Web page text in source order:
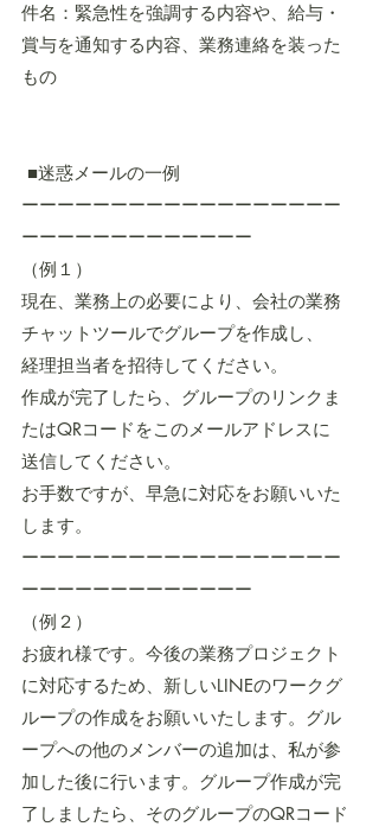
件名：緊急性を強調する内容や、給与・
賞与を通知する内容、業務連絡を装った
もの
■迷惑メールの一例
ーーーーーーーーーーーーーーーーーー
ーーーーーーーーーーーーー
（例１）
現在、業務上の必要により、会社の業務
チャットツールでグループを作成し、
経理担当者を招待してください。
作成が完了したら、グループのリンクま
たはQRコードをこのメールアドレスに
送信してください。
お手数ですが、早急に対応をお願いいた
します。
ーーーーーーーーーーーーーーーーーー
ーーーーーーーーーーーーー
（例２）
お疲れ様です。今後の業務プロジェクト
に対応するため、新しいLINEのワークグ
ループの作成をお願いいたします。グル
ープへの他のメンバーの追加は、私が参
加した後に行います。グループ作成が完
了しましたら、そのグループのQRコード